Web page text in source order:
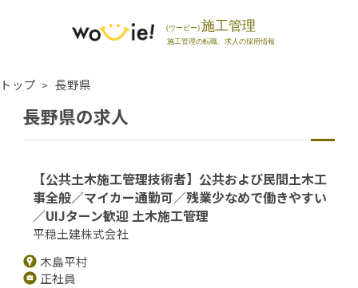
トップ 長野県
長野県の求人
【公共土木施工管理技術者】公共および民間土木工
事全般／マイカー通勤可／残業少なめで働きやすい
／UIJターン歓迎 土木施工管理
平穏土建株式会社
木島平村
正社員